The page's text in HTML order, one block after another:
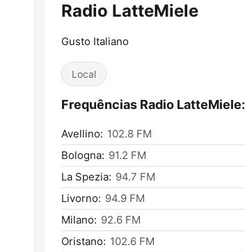
Radio LatteMiele
Gusto Italiano
Local
Frequências Radio LatteMiele:
Avellino: 102.8 FM
Bologna: 91.2 FM
La Spezia: 94.7 FM
Livorno: 94.9 FM
Milano: 92.6 FM
Oristano: 102.6 FM